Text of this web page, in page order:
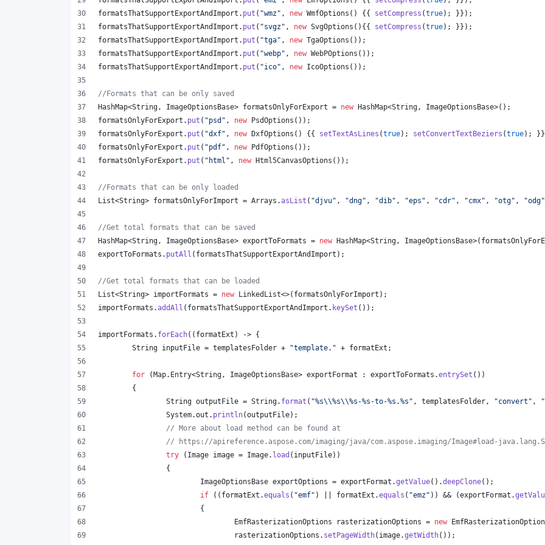
formatsThatSupportExportAndImport . put ( "wmz" , new WmfOptions () {{ setCompress (true); }});
formatsThatSupportExportAndImport . put ( "svgz" , new SvgOptions (){{ setCompress (true); }});
formatsThatSupportExportAndImport . put ( "tga" , new TgaOptions ());
formatsThatSupportExportAndImport . put ( "webp" , new WebPOptions ());
formatsThatSupportExportAndImport . put ( "ico" , new IcoOptions ());
//Formats that can be only saved
HashMap<String, ImageOptionsBase> formatsOnlyForExport = new HashMap<String, ImageOptionsBase>();
formatsOnlyForExport . put ( "psd" , new PsdOptions ());
formatsOnlyForExport . put ( "dxf" , new DxfOptions () {{ setTextAsLines (true); setConvertTextBeziers (true);
formatsOnlyForExport . put ( "pdf" , new PdfOptions ());
formatsOnlyForExport . put ( "html" , new Html5CanvasOptions ());
//Formats that can be only loaded
List<String> formatsOnlyForImport = Arrays .asList ( "djvu" , "dng" , "dib" , "eps" , "cdr" , "cmx" , "otg" , "odg"
//Get total formats that can be saved
HashMap<String, ImageOptionsBase> exportToFormats = new HashMap<String, ImageOptionsBase>(
exportToFormats . putAll ( formatsThatSupportExportAndImport );
//Get total formats that can be loaded
List<String> importFormats = new LinkedList<>( formatsOnlyForImport );
importFormats .addAll ( formatsThatSupportExportAndImport . keySet ());
importFormats . forEach(( formatExt ) -> {
String inputFile = templatesFolder + "template." + formatExt ;
for ( Map. Entry<String, ImageOptionsBase> exportFormat : exportToFormats .entrySet ())
	{
String outputFile = String. format ( "%s\\%s\\%s-%s-to-%s.%s" , templatesFolder, "convert" ,
System.out . println(outputFile);
// More about load method can be found at
// https://apireference.aspose.com/imaging/java/com.aspose.imaging/Image#load-
try ( Image image = Image. load ( inputFile))
		{
ImageOptionsBase exportOptions = exportFormat .getValue().deepClone();
if (( formatExt .equals ( "emf" ) || formatExt .equals ( "emz" )) && (exportFormat .
			{
EmfRasterizationOptions
rasterizationOptions = new
rasterizationOptions . setPageWidth( image.getWidth());